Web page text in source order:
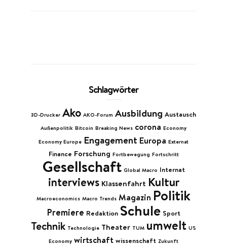
Schlagwörter
3D-Drucker Ako AKO-Forum Ausbildung Austausch
Außenpolitik Bitcoin Breaking News corona Economy
Economy Europe Engagement Europa Externat
Finance Forschung Fortbewegung Fortschritt
Gesellschaft Global Macro Internat
interviews Klassenfahrt Kultur
Macroeconomics Macro Trends Magazin Politik
Premiere Redaktion Schule Sport
Technik Technologie Theater TUM umwelt US
Economy wirtschaft wissenschaft Zukunft